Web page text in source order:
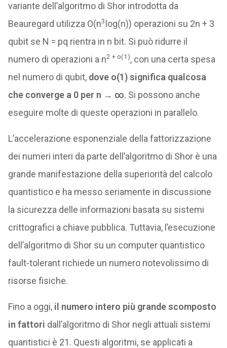
variante dell’algoritmo di Shor introdotta da
Beauregard utilizza O(n3 log(n)) operazioni su 2n + 3
qubit se N = pq rientra in n bit. Si può ridurre il
numero di operazioni a n2 + o(1), con una certa spesa
nel numero di qubit, dove o(1) significa qualcosa
che converge a 0 per n → ∞. Si possono anche
eseguire molte di queste operazioni in parallelo.
L’accelerazione esponenziale della fattorizzazione
dei numeri interi da parte dell’algoritmo di Shor è una
grande manifestazione della superiorità del calcolo
quantistico e ha messo seriamente in discussione
la sicurezza delle informazioni basata su sistemi
crittografici a chiave pubblica. Tuttavia, l’esecuzione
dell’algoritmo di Shor su un computer quantistico
fault-tolerant richiede un numero notevolissimo di
risorse fisiche.
Fino a oggi, il numero intero più grande scomposto
in fattori dall’algoritmo di Shor negli attuali sistemi
quantistici è 21. Questi algoritmi, se applicati a